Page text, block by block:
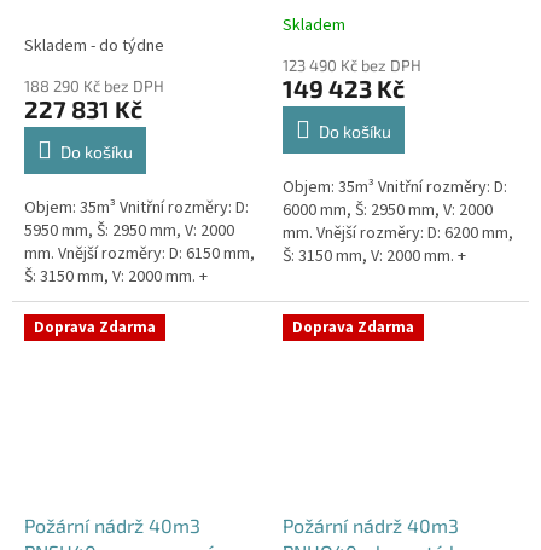
Skladem - do týdne
188 290 Kč bez DPH
227 831 Kč
Do košíku
Objem: 35m³ Vnitřní rozměry: D:
5950 mm, Š: 2950 mm, V: 2000
mm. Vnější rozměry: D: 6150 mm,
Š: 3150 mm, V: 2000 mm. +
komínek. Běžná doba dodání 2-3
týdny od objednávky....
obetonování
Průměrné
produktu
je
5,0
hvězdiček.
Skladem
123 490 Kč bez DPH
149 423 Kč
Do košíku
Objem: 35m³ Vnitřní rozměry: D:
6000 mm, Š: 2950 mm, V: 2000
mm. Vnější rozměry: D: 6200 mm,
Š: 3150 mm, V: 2000 mm. +
týdny od objednávky....
Doprava Zdarma
Požární nádrž 40m3
Doprava Zdarma
Požární nádrž 40m3